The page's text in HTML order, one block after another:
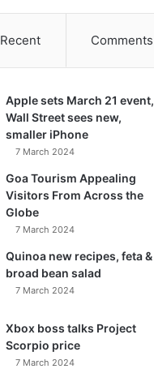
Recent Comments
Apple sets March 21 event,
Wall Street sees new,
smaller iPhone
7 March 2024
Goa Tourism Appealing
Visitors From Across the
Globe
7 March 2024
Quinoa new recipes, feta &
broad bean salad
7 March 2024
Xbox boss talks Project
Scorpio price
7 March 2024